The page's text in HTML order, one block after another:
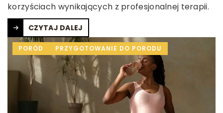
korzyściach wynikających z profesjonalnej terapii.
CZYTAJ DALEJ
PORÓD PRZYGOTOWANIE DO PORODU